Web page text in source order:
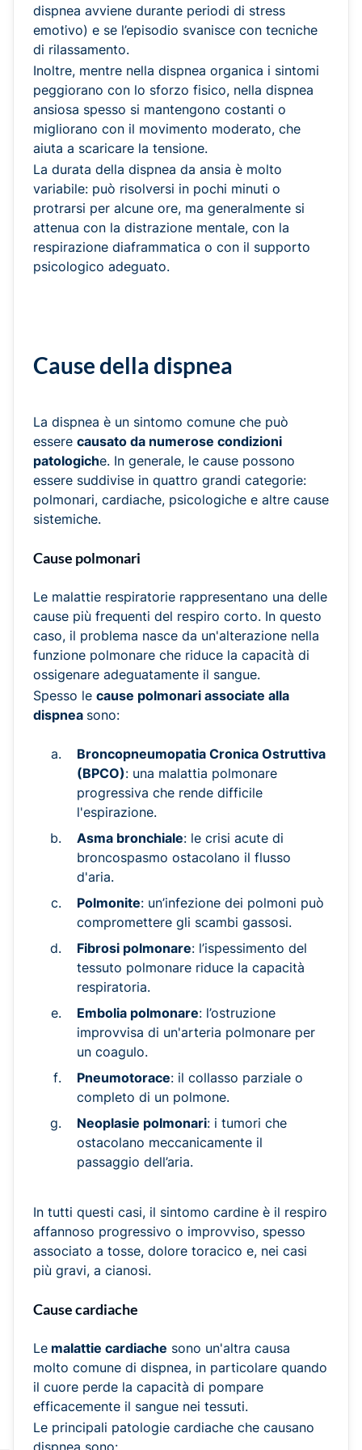
dispnea avviene durante periodi di stress
emotivo) e se l’episodio svanisce con tecniche
di rilassamento.
Inoltre, mentre nella dispnea organica i sintomi
peggiorano con lo sforzo fisico, nella dispnea
ansiosa spesso si mantengono costanti o
migliorano con il movimento moderato, che
aiuta a scaricare la tensione.
La durata della dispnea da ansia è molto
variabile: può risolversi in pochi minuti o
protrarsi per alcune ore, ma generalmente si
attenua con la distrazione mentale, con la
respirazione diaframmatica o con il supporto
psicologico adeguato.
Cause della dispnea
La dispnea è un sintomo comune che può
essere causato da numerose condizioni
patologiche. In generale, le cause possono
essere suddivise in quattro grandi categorie:
polmonari, cardiache, psicologiche e altre cause
sistemiche.
Cause polmonari
Le malattie respiratorie rappresentano una delle
cause più frequenti del respiro corto. In questo
caso, il problema nasce da un'alterazione nella
funzione polmonare che riduce la capacità di
ossigenare adeguatamente il sangue.
Spesso le cause polmonari associate alla
dispnea sono:
Broncopneumopatia Cronica Ostruttiva
(BPCO): una malattia polmonare
progressiva che rende difficile
l'espirazione.
Asma bronchiale: le crisi acute di
broncospasmo ostacolano il flusso
d'aria.
Polmonite: un’infezione dei polmoni può
compromettere gli scambi gassosi.
Fibrosi polmonare: l’ispessimento del
tessuto polmonare riduce la capacità
respiratoria.
Embolia polmonare: l’ostruzione
improvvisa di un'arteria polmonare per
un coagulo.
Pneumotorace: il collasso parziale o
completo di un polmone.
Neoplasie polmonari: i tumori che
ostacolano meccanicamente il
passaggio dell’aria.
In tutti questi casi, il sintomo cardine è il respiro
affannoso progressivo o improvviso, spesso
associato a tosse, dolore toracico e, nei casi
più gravi, a cianosi.
Cause cardiache
Le malattie cardiache sono un'altra causa
molto comune di dispnea, in particolare quando
il cuore perde la capacità di pompare
efficacemente il sangue nei tessuti.
Le principali patologie cardiache che causano
dispnea sono: